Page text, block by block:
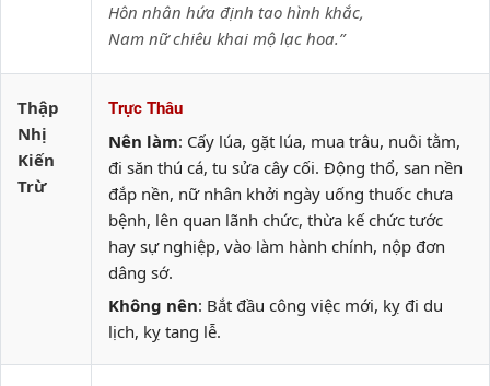
Hôn nhân hứa định tao hình khắc,
Nam nữ chiêu khai mộ lạc hoa.”
Thập
Nhị
Kiến
Trừ
Trực Thâu
Nên làm: Cấy lúa, gặt lúa, mua trâu, nuôi tằm,
đi săn thú cá, tu sửa cây cối. Động thổ, san nền
đắp nền, nữ nhân khởi ngày uống thuốc chưa
bệnh, lên quan lãnh chức, thừa kế chức tước
hay sự nghiệp, vào làm hành chính, nộp đơn
dâng sớ.
Không nên: Bắt đầu công việc mới, kỵ đi du
lịch, kỵ tang lễ.